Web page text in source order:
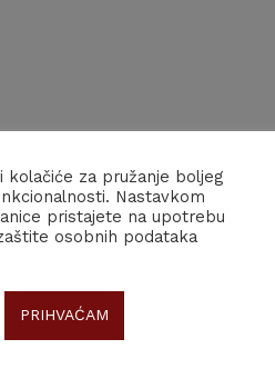
za pružanje boljeg
Nastavkom
pristajete na upotrebu
osobnih podataka
PRIHVAĆAM